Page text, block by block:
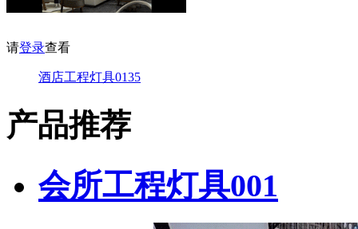
请登录查看
酒店工程灯具0135
产品推荐
会所工程灯具001